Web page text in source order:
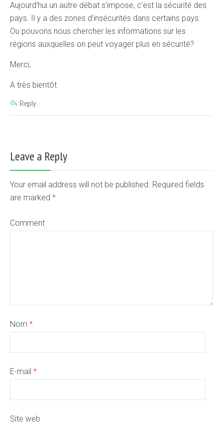
Aujourd’hui un autre débat s’impose, c’est la sécurité des
pays. Il y a des zones d’insécurités dans certains pays.
Ou pouvons nous chercher les informations sur les
régions auxquelles on peut voyager plus en sécurité?
Merci,
A très bientôt
Reply
Leave a Reply
Your email address will not be published. Required fields
are marked *
Comment
Nom *
E-mail *
Site web